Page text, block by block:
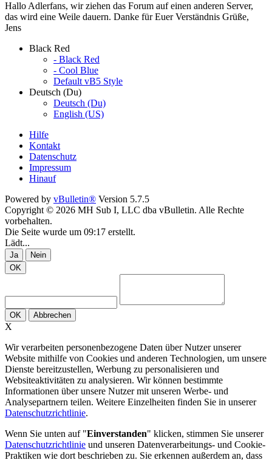
Hallo Adlerfans, wir ziehen das Forum auf einen anderen Server,
das wird eine Weile dauern. Danke für Euer Verständnis Grüße,
Jens
Black Red
- Black Red
- Cool Blue
Default vB5 Style
Deutsch (Du)
Deutsch (Du)
English (US)
Hilfe
Kontakt
Datenschutz
Impressum
Hinauf
Powered by vBulletin® Version 5.7.5
Copyright © 2026 MH Sub I, LLC dba vBulletin. Alle Rechte
vorbehalten.
Die Seite wurde um 09:17 erstellt.
Lädt...
Ja
Nein
OK
OK Abbrechen
X
Wir verarbeiten personenbezogene Daten über Nutzer unserer
Website mithilfe von Cookies und anderen Technologien, um unsere
Dienste bereitzustellen, Werbung zu personalisieren und
Websiteaktivitäten zu analysieren. Wir können bestimmte
Informationen über unsere Nutzer mit unseren Werbe- und
Analysepartnern teilen. Weitere Einzelheiten finden Sie in unserer
Datenschutzrichtlinie.
Wenn Sie unten auf "Einverstanden" klicken, stimmen Sie unserer
Datenschutzrichtlinie und unseren Datenverarbeitungs- und Cookie-
Praktiken wie dort beschrieben zu. Sie erkennen außerdem an, dass